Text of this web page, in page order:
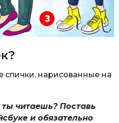
спички, нарисованные на
ты читаешь? Поставь
и обязательно